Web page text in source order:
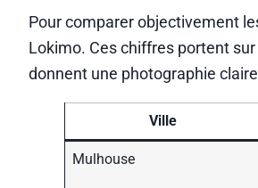
Pour comparer objectivement
Lokimo. Ces chiffres portent
donnent une photographie
Ville
Mulhouse